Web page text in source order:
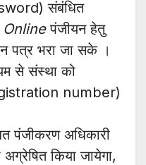
संबंधित
Onlineपंजीयन हेतु
पत्र भरा जा सके ।
से संस्था को
number)
पंजीकरण अधिकारी
किया जायेगा,